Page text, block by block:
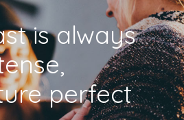
is always
perfect